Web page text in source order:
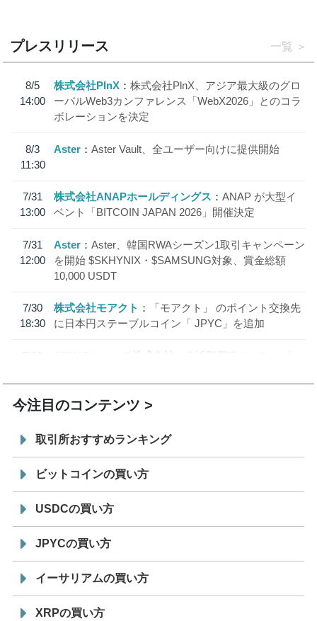
プレスリリース 一覧
8/5
14:00
株式会社PlnX
株式会社PlnX、アジア最大級のグロ
ーバルWeb3カンファレンス「WebX2026」とのコラ
ボレーションを決定
8/3
11:30
Aster Aster Vault、全ユーザー向けに提供開始
7/31
13:00
株式会社ANAPホールディングス
ANAP が大型イ
ベント「BITCOIN JAPAN 2026」開催決定
7/31
12:00
Aster
Aster、韓国RWAシーズン1取引キャンペーン
を開始 $SKHYNIX・$SAMSUNG対象、賞金総額
10,000 USDT
7/30
18:30
株式会社モアクト
「モアクト」 のポイント交換先
に日本円ステーブルコイン「 JPYC」を追加
7/29
SBI VCトレード株式会社
信託型円建てステーブル
今注目のコンテンツ
取引所おすすめランキング
ビットコインの買い方
USDCの買い方
JPYCの買い方
イーサリアムの買い方
XRPの買い方